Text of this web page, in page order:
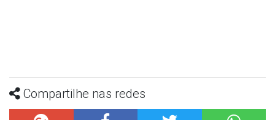
Compartilhe nas redes